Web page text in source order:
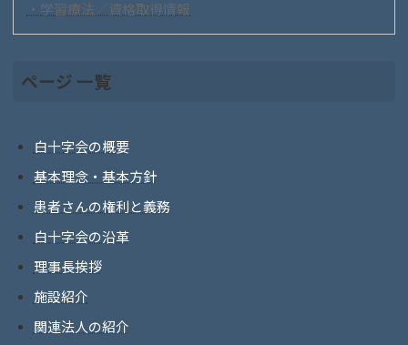
・学習療法／資格取得情報
ページ 一覧
白十字会の概要
基本理念・基本方針
患者さんの権利と義務
白十字会の沿革
理事長挨拶
施設紹介
関連法人の紹介